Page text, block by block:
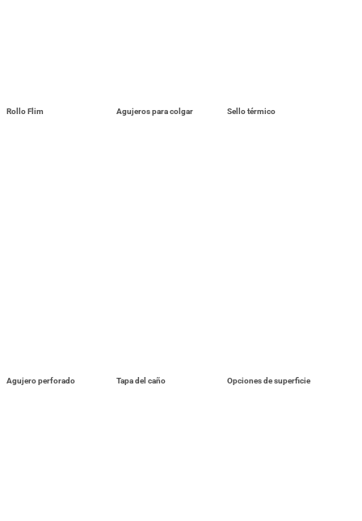
Rollo Flim Agujeros para colgar Sello térmico
Agujero perforado Tapa del caño Opciones de superficie